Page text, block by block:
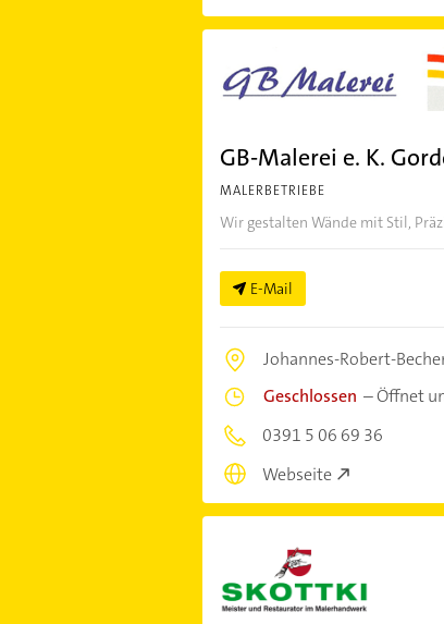
GB-Malerei e. K.
MALERBETRIEBE
Wir gestalten Wände mit Stil,
E-Mail
Johannes-Robert-
Geschlossen –Öffnet
0391 5 06 69 36
Webseite